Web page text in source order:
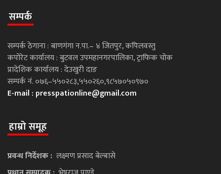
सम्पर्क
सम्पर्क ठेगाना : बाणगंगा न.पा.– ४ जितपुर, कपिलवस्तु
कपोरेट कार्यालय : बुटवल उपमहानगरपालिका, ट्राफिक चोक
प्रादेशिक कार्यालय : देउखुरी दाङ
सम्पर्क नं. ०७६–५५०२८३,५५०२६०,९८५७०५०९७०
E-mail : presspationline@gmail.com
हाम्रो समूह
प्रवन्ध निर्देशक : लक्ष्मण प्रसाद बेल्बासे